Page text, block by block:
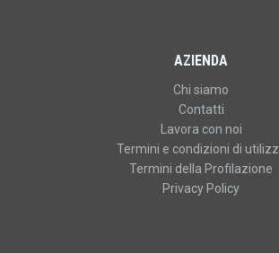
AZIENDA
Chi siamo
Contatti
Lavora con noi
Termini e condizioni di
Termini della Profilazione
Privacy Policy